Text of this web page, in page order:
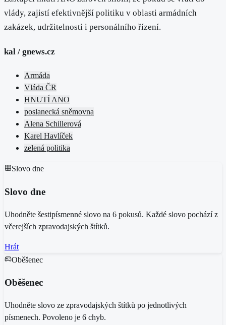
vlády, zajistí efektivnější politiku v oblasti armádních
zakázek, udržitelnosti i personálního řízení.
kal / gnews.cz
Armáda
Vláda ČR
HNUTÍ ANO
poslanecká sněmovna
Alena Schillerová
Karel Havlíček
zelená politika
Slovo dne
Slovo dne
Uhodněte šestipísmenné slovo na 6 pokusů. Každé slovo pochází z
včerejších zpravodajských štítků.
Hrát
Oběšenec
Oběšenec
Uhodněte slovo ze zpravodajských štítků po jednotlivých
písmenech. Povoleno je 6 chyb.